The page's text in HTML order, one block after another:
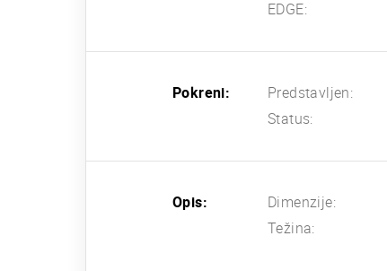
EDGE:
Pokreni: Predstavljen:
Status:
Opis: Dimenzije:
Težina: